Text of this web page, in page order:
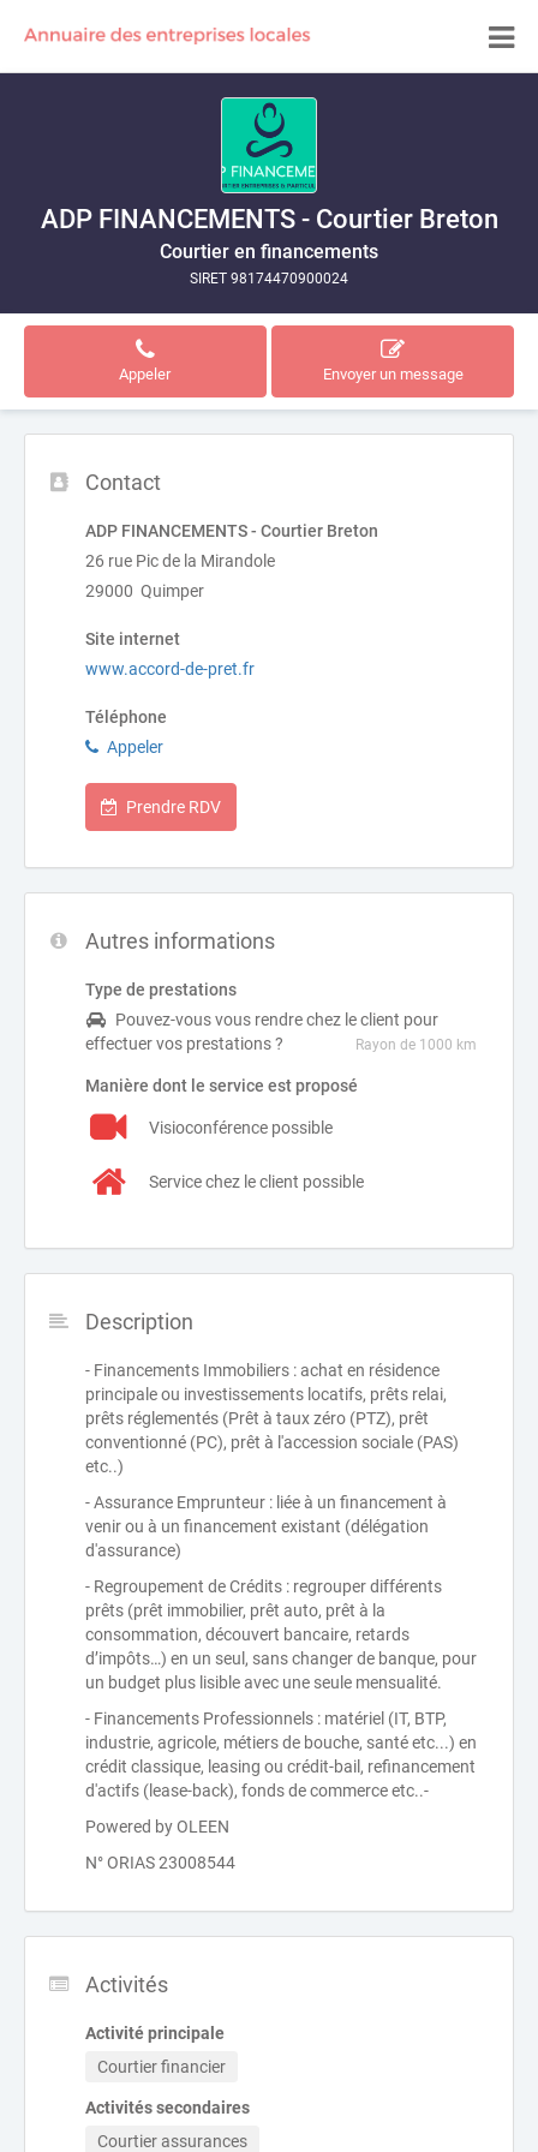
ADP FINANCEMENTS - Courtier Breton
Courtier en financements
SIRET 98174470900024
Appeler Envoyer un message
Contact
ADP FINANCEMENTS - Courtier Breton
26 rue Pic de la Mirandole
29000 Quimper
Site internet
www.accord-de-pret.fr
Téléphone
Appeler
Prendre RDV
Autres informations
Type de prestations
Pouvez-vous vous rendre chez le client pour
effectuer vos prestations ?
Rayon de 1000 km
Manière dont le service est proposé
Visioconférence possible
Service chez le client possible
Description
- Financements Immobiliers : achat en résidence
principale ou investissements locatifs, prêts relai,
prêts réglementés (Prêt à taux zéro (PTZ), prêt
conventionné (PC), prêt à l'accession sociale (PAS)
etc..)
- Assurance Emprunteur : liée à un financement à
venir ou à un financement existant (délégation
d'assurance)
- Regroupement de Crédits : regrouper différents
prêts (prêt immobilier, prêt auto, prêt à la
consommation, découvert bancaire, retards
d’impôts…) en un seul, sans changer de banque, pour
un budget plus lisible avec une seule mensualité.
- Financements Professionnels : matériel (IT, BTP,
industrie, agricole, métiers de bouche, santé etc...) en
crédit classique, leasing ou crédit-bail, refinancement
d'actifs (lease-back), fonds de commerce etc..-
Powered by OLEEN
N° ORIAS 23008544
Activités
Activité principale
Courtier financier
Activités secondaires
Courtier assurances